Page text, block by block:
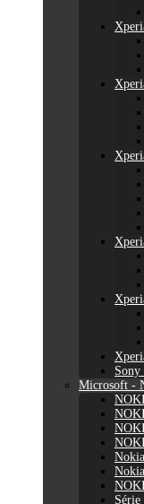
Microsoft -
Série